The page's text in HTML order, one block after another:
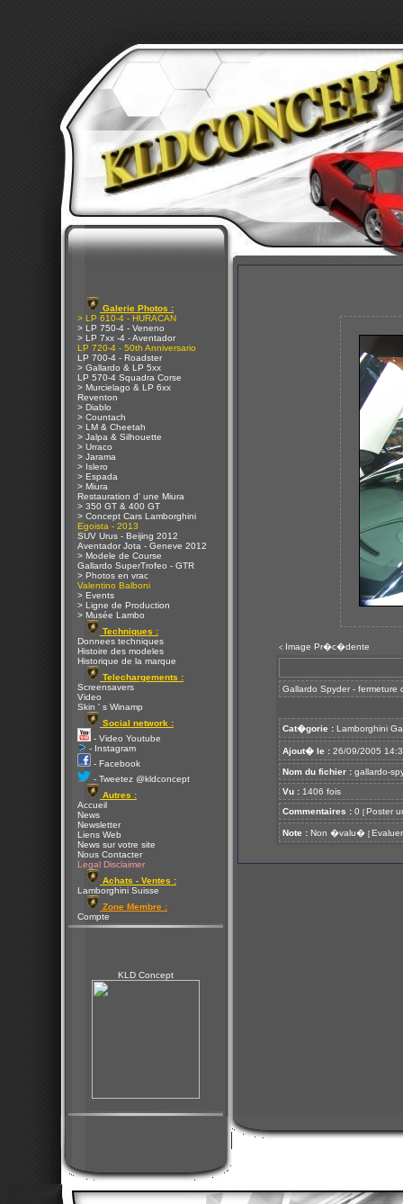
Galerie Photos :
> LP 610-4 - HURACAN
> LP 750-4 - Veneno
> LP 7xx -4 - Aventador
LP 720-4 - 50th Anniversario
LP 700-4 - Roadster
> Gallardo & LP 5xx
LP 570-4 Squadra Corse
> Murcielago & LP 6xx
Reventon
> Diablo
> Countach
> LM & Cheetah
> Jalpa & Silhouette
> Urraco
> Jarama
> Islero
> Espada
> Miura
Restauration d' une Miura
> 350 GT & 400 GT
> Concept Cars Lamborghini
Egoista - 2013
SUV Urus - Beijing 2012
Aventador Jota - Geneve 2012
> Modele de Course
Gallardo SuperTrofeo - GTR
> Photos en vrac
Valentino Balboni
> Events
> Ligne de Production
> Musée Lambo
Techniques :
Donnees techniques
Histoire des modeles
Historique de la marque
Telechargements :
Screensavers
Video
Skin ' s Winamp
Social network :
- Video Youtube
- Instagram
- Facebook
- Tweetez @kldconcept
Autres :
Accueil
News
Newsletter
Liens Web
News sur votre site
Nous Contacter
Legal Disclaimer
Achats - Ventes :
Lamborghini Suisse
Zone Membre :
Compte
KLD Concept
< Image Pr�c�dente
Gallardo Spyder - fermeture
Cat�gorie : Lamborghini
Ajout� le : 26/09/2005
Nom du fichier : gallardo-
Vu : 1406 fois
Commentaires : 0 [ Poster
Note : Non �valu� [ Evaluer